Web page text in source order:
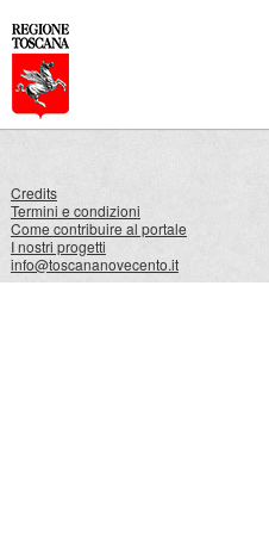
Credits
Termini e condizioni
Come contribuire al portale
I nostri progetti
info@toscananovecento.it